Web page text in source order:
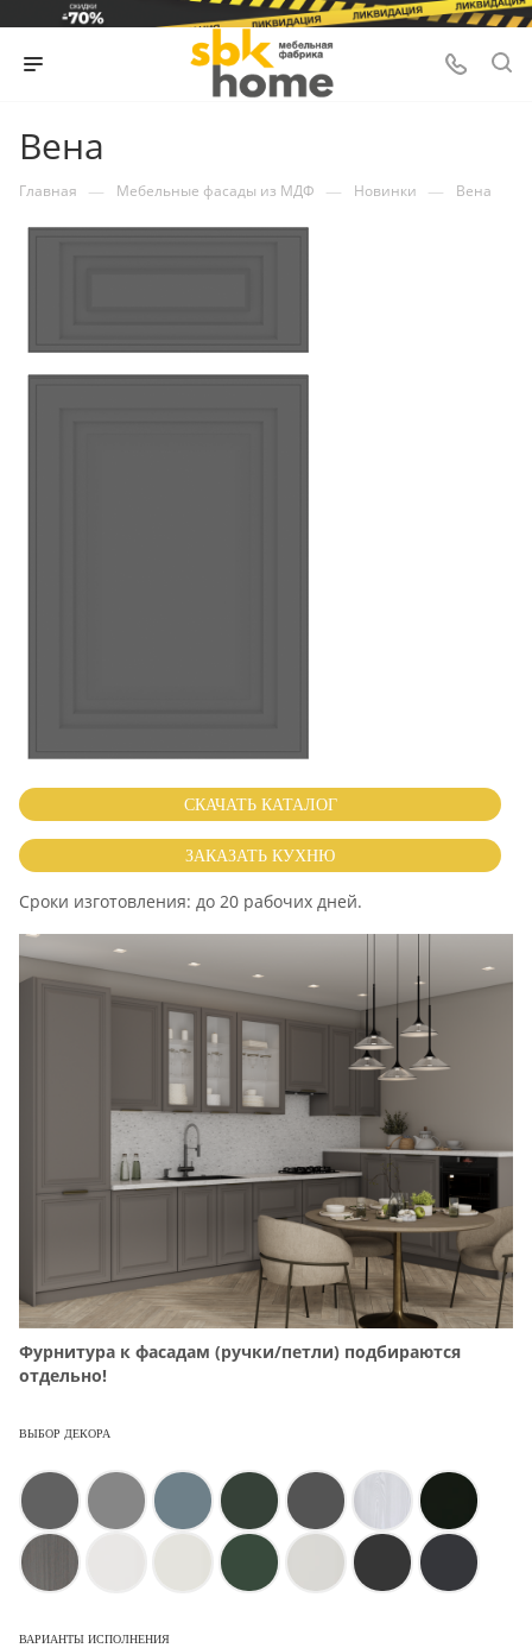
Вена
Главная — Мебельные фасады из МДФ — Новинки — Вена
СКАЧАТЬ КАТАЛОГ
ЗАКАЗАТЬ КУХНЮ
Cроки изготовления: до 20 рабочих дней.
Фурнитура к фасадам (ручки/петли) подбираются
отдельно!
ВЫБОР ДЕКОРА
ВАРИАНТЫ ИСПОЛНЕНИЯ